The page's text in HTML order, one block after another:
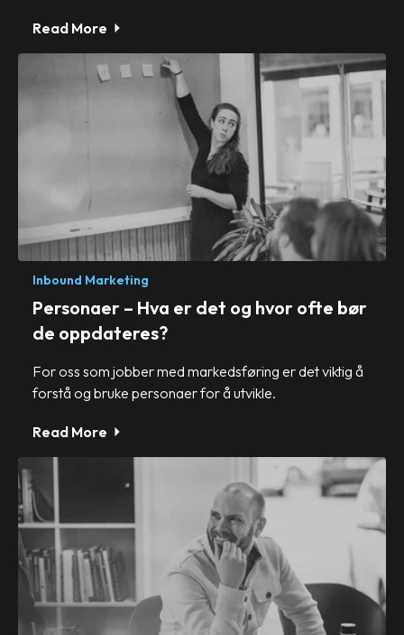
Read More
Inbound Marketing
Personaer – Hva er det og hvor ofte bør
de oppdateres?
For oss som jobber med markedsføring er det viktig å
forstå og bruke personaer for å utvikle.
Read More